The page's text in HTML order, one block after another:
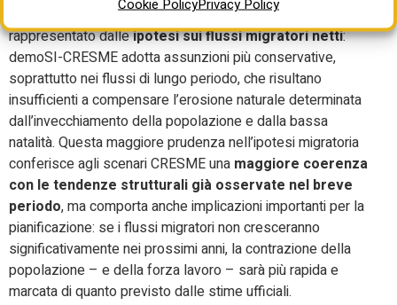
Cookie PolicyPrivacy Policy
Il principale fattore esplicativo di queste divergenze è
rappresentato dalleipotesi sui flussi migratori netti:
demoSI-CRESME adotta assunzioni più conservative,
soprattutto nei flussi di lungo periodo, che risultano
insufficienti a compensare l’erosione naturale determinata
dall’invecchiamento della popolazione e dalla bassa
natalità. Questa maggiore prudenza nell’ipotesi migratoria
conferisce agli scenari CRESME una maggiore coerenza
con le tendenze strutturali già osservate nel breve
periodo, ma comporta anche implicazioni importanti per la
pianificazione: se i flussi migratori non cresceranno
significativamente nei prossimi anni, la contrazione della
popolazione – e della forza lavoro – sarà più rapida e
marcata di quanto previsto dalle stime ufficiali.